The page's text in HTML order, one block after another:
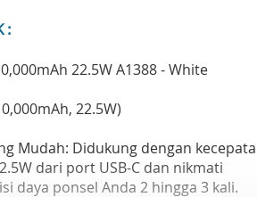
:
22.5W A1388 - White
22.5W)
Mudah: Didukung dengan
dari port USB-C dan nikmati
daya ponsel Anda 2 hingga 3 kali.